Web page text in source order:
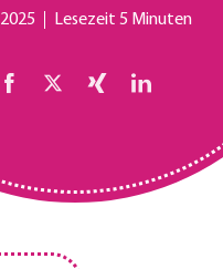
Lesezeit 5 Minuten